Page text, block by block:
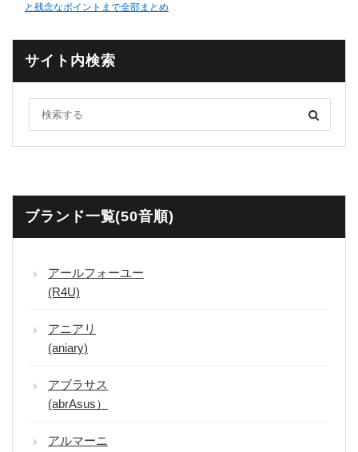
と残念なポイントまで全部まとめ
サイト内検索
ブランド一覧(50音順)
アールフォーユー
(R4U)
アニアリ
(aniary)
アブラサス
(abrAsus）
アルマーニ